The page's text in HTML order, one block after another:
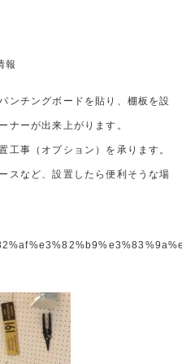
報
ンチングボードを貼り、棚板を設
ナーが出来上がります。
工事（オプション）を承ります。
スなど、設置したら便利そうな場